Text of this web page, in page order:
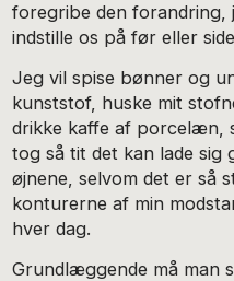
foregribe den forandring,
indstille os på før eller
Jeg vil spise bønner og
kunststof, huske mit
drikke kaffe af porcelæn,
tog så tit det kan lade sig
øjnene, selvom det er så
konturerne af min
hver dag.
Grundlæggende må man